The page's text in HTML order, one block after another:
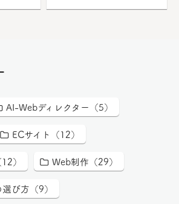
AI-Webディレクター（5）
ECサイト（12）
） Web制作（29）
び方（9）